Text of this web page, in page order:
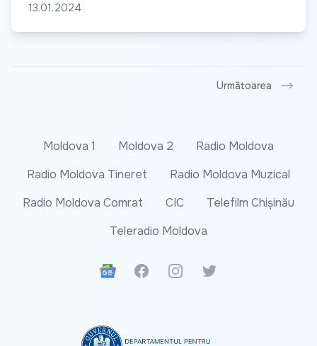
13.01.2024
Următoarea
Moldova 1 Moldova 2
Radio Moldova
Radio Moldova Tineret
Radio Moldova Muzical
Radio Moldova Comrat
CIC
Telefilm Chișinău
Teleradio Moldova
Google News
FacebookInstagramTwitter